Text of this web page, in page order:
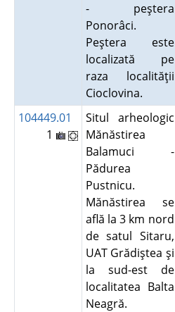
- peştera
Ponorâci.
Peştera este
localizată pe
raza localităţii
Cioclovina.
104449.01
1
Situl arheologic
Mănăstirea
Balamuci -
Pădurea
Pustnicu.
Mănăstirea se
află la 3 km nord
de satul Sitaru,
UAT Grădiştea şi
la sud-est de
localitatea Balta
Neagră.